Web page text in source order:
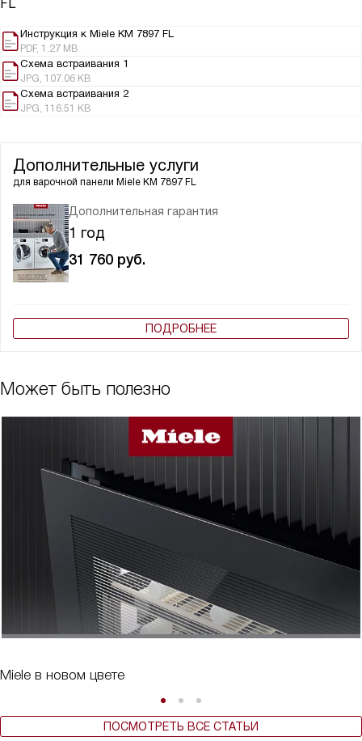
FL
Инструкция к Miele KM 7897 FL
PDF, 1.27 MB
Схема встраивания 1
JPG, 107.06 KB
Схема встраивания 2
JPG, 116.51 KB
Дополнительные услуги
для варочной панели Miele KM 7897 FL
Дополнительная гарантия
1 год
31 760 руб.
ПОДРОБНЕЕ
Может быть полезно
Miele в новом цвете
ПОСМОТРЕТЬ ВСЕ СТАТЬИ